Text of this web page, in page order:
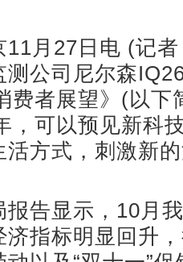
月27日电 (记者
测公司尼尔森
费者展望》(以下
，可以预见新科
活方式，刺激新
告显示，10月我
济指标明显回升